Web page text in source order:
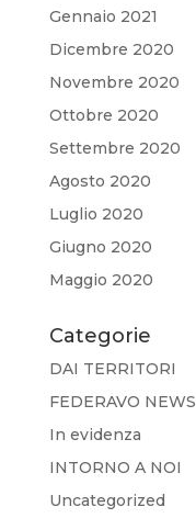
Gennaio 2021
Dicembre 2020
Novembre 2020
Ottobre 2020
Settembre 2020
Agosto 2020
Luglio 2020
Giugno 2020
Maggio 2020
Categorie
DAI TERRITORI
FEDERAVO NEWS
In evidenza
INTORNO A NOI
Uncategorized